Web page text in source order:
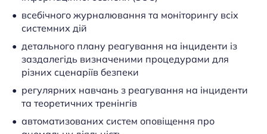
всебічного журналювання та моніторингу всіх
системних дій
детального плану реагування на інциденти із
заздалегідь визначеними процедурами для
різних сценаріїв безпеки
регулярних навчань з реагування на інциденти
та теоретичних тренінгів
автоматизованих систем оповіщення про